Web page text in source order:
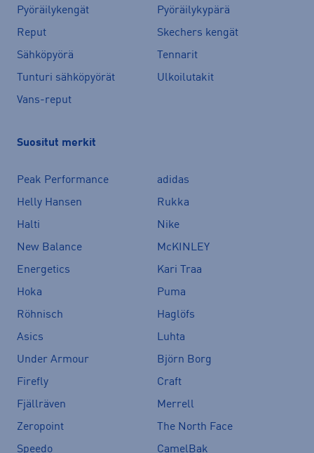
Pyöräilykengät
Pyöräilykypärä
Reput
Skechers kengät
Sähköpyörä
Tennarit
Tunturi sähköpyörät
Ulkoilutakit
Vans-reput
Suositut merkit
Peak Performance
adidas
Helly Hansen
Rukka
Halti
Nike
New Balance
McKINLEY
Energetics
Kari Traa
Hoka
Puma
Röhnisch
Haglöfs
Asics
Luhta
Under Armour
Björn Borg
Firefly
Craft
Fjällräven
Merrell
Zeropoint
The North Face
Speedo
CamelBak